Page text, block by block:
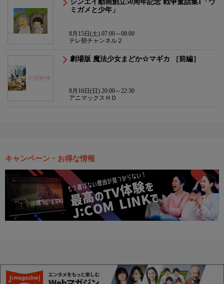
シンエイ動画創立50周年記念 戦争童話集1「ウ
ミガメと少年」
8月15日(土) 07:00～08:00
テレ朝チャンネル２
劇場版 魔法少女まどか☆マギカ ［前編］
8月16日(日) 20:00～22:30
アニマックスＨＤ
キャンペーン・お得な情報